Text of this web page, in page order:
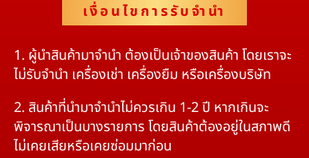
เงื่อนไขการรับจำนำ
1. ผู้นำสินค้ามาจำนำ ต้องเป็นเจ้าของสินค้า โดยเราจะ
ไม่รับจำนำ เครื่องเช่า เครื่องยืม หรือเครื่องบริษัท
2. สินค้าที่นำมาจำนำไม่ควรเกิน 1-2 ปี หากเกินจะ
พิจารณาเป็นบางรายการ โดยสินค้าต้องอยู่ในสภาพดี
ไม่เคยเสียหรือเคยซ่อมมาก่อน